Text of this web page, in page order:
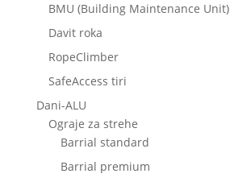
BMU (Building Maintenance Unit)
Davit roka
RopeClimber
SafeAccess tiri
Dani-ALU
Ograje za strehe
Barrial standard
Barrial premium